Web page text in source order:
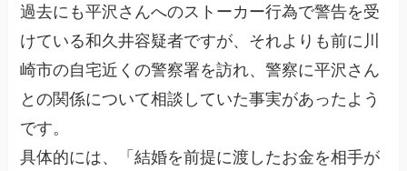
過去にも平沢さんへのストーカー行為で警告を受
けている和久井容疑者ですが、それよりも前に川
崎市の自宅近くの警察署を訪れ、警察に平沢さん
との関係について相談していた事実があったよう
です。
具体的には、「結婚を前提に渡したお金を相手が